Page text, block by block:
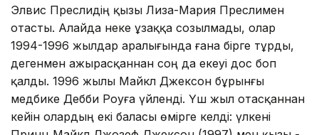
Элвис Преслидің қызы Лиза-Мария Преслимен
отасты. Алайда неке ұзаққа созылмады, олар
1994-1996 жылдар аралығында ғана бірге тұрды,
дегенмен ажырасқаннан соң да екеуі дос боп
қалды. 1996 жылы Майкл Джексон бұрынғы
медбике Дебби Роуға үйленді. Үш жыл отасқаннан
кейін олардың екі баласы өмірге келді: үлкені